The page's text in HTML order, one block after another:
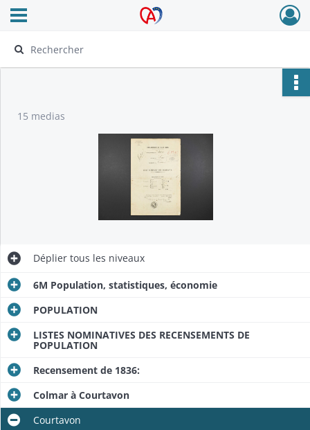
Archives Alsace - Colmar
Ouvrir le menu déroulant
15 medias
Déplier tous les niveaux
6M Population, statistiques, économie
POPULATION
LISTES NOMINATIVES DES RECENSEMENTS DE
POPULATION
Recensement de 1836:
Colmar à Courtavon
Courtavon